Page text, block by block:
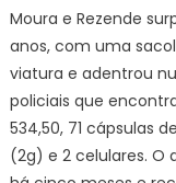
Moura e Rezende
anos, com uma
viatura e adentrou
policiais que
534,50, 71 cápsulas
(2g) e 2 celulares. O